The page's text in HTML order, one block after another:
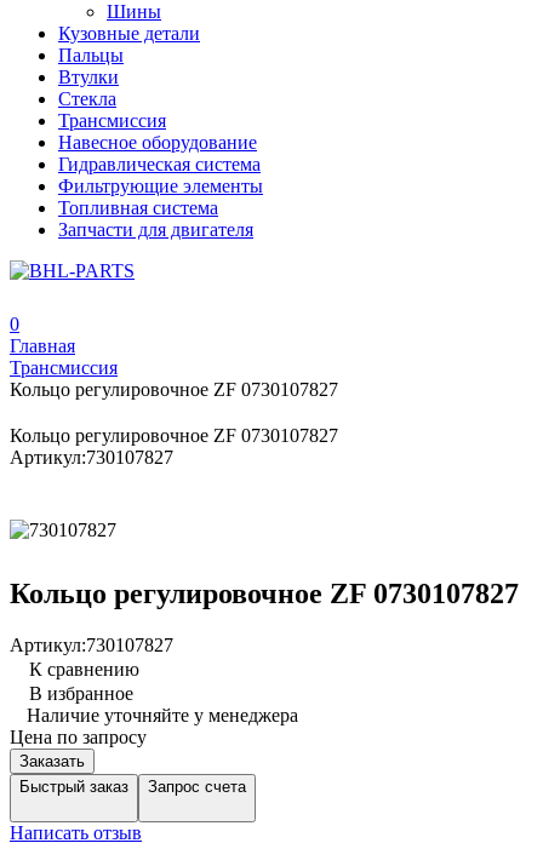
Шины
Кузовные детали
Пальцы
Втулки
Стекла
Трансмиссия
Навесное оборудование
Гидравлическая система
Фильтрующие элементы
Топливная система
Запчасти для двигателя
0
Главная
Трансмиссия
Кольцо регулировочное ZF 0730107827
Кольцо регулировочное ZF 0730107827
Артикул:730107827
Кольцо регулировочное ZF 0730107827
Артикул:730107827
К сравнению
В избранное
Наличие уточняйте у менеджера
Цена по запросу
Заказать
Быстрый заказ
Запрос счета
Написать отзыв